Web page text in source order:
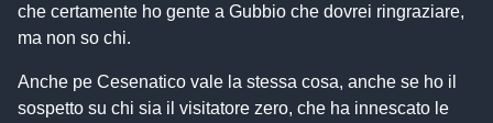
che certamente ho gente a Gubbio che dovrei ringraziare,
ma non so chi.
Anche pe Cesenatico vale la stessa cosa, anche se ho il
sospetto su chi sia il visitatore zero, che ha innescato le